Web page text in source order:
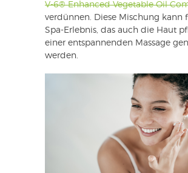
V-6® Enhanced Vegetable Oil
verdünnen. Diese Mischung kann
Spa-Erlebnis, das auch die Haut
einer entspannenden Massage
werden.